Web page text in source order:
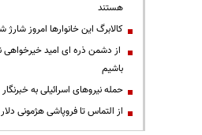
هستند
کالابرگ این خانوارها امروز شارژ
از دشمن ذره ای امید خیرخواهی
باشیم
حمله نیروهای اسرائیلی به
از التماس تا فروپاشی هژمونی دلار